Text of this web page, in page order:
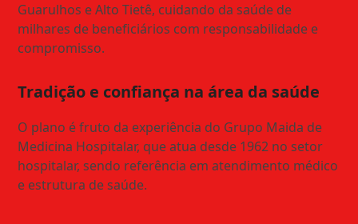
Guarulhos e Alto Tietê, cuidando da saúde de
milhares de beneficiários com responsabilidade e
compromisso.
Tradição e confiança na área da saúde
O plano é fruto da experiência do Grupo Maida de
Medicina Hospitalar, que atua desde 1962 no setor
hospitalar, sendo referência em atendimento médico
e estrutura de saúde.